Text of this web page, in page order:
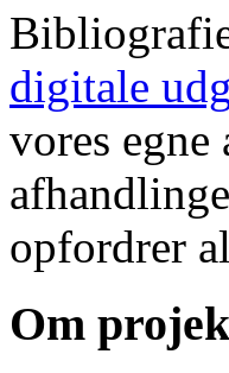
digitale
vores
opfordrer
Om